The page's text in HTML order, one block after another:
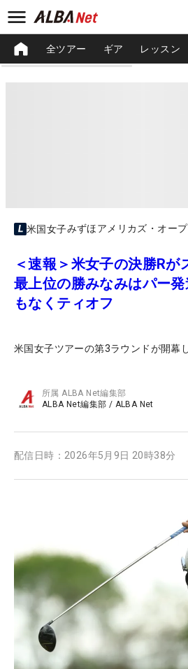
全ツアー ギア レッスン
米国女子みずほアメリカズ・オー
＜速報＞米女子の決勝R
最上位の勝みなみはパー
もなくティオフ
米国女子ツアーの第3ラウンドが開幕し
所属ALBA Net編集部
ALBA Net編集部 / ALBA Net
配信日時： 2026年5月9日 20時38分